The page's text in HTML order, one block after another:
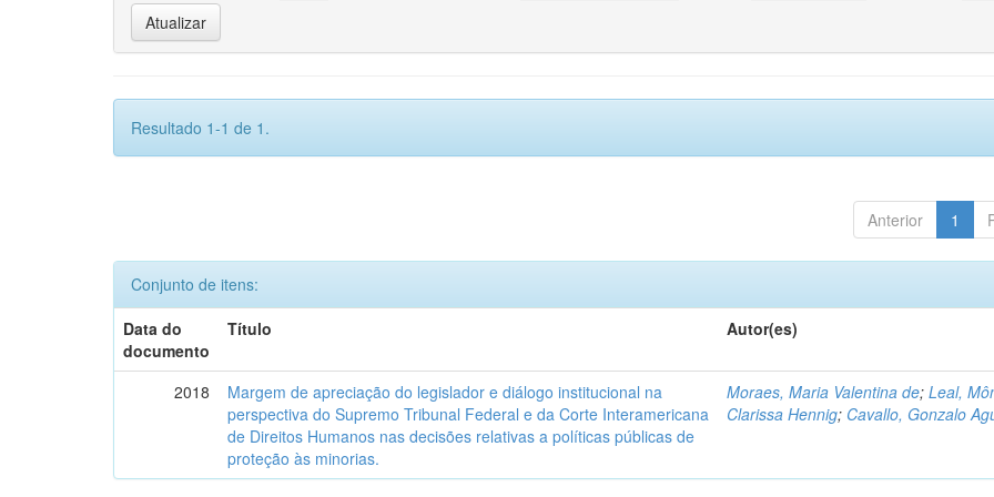
Resultado 1-1 de 1.
Anterior 1
Conjunto de itens:
Data do
documento
Título Autor(es)
2018
Margem de apreciação do legislador e diálogo institucional na
perspectiva do Supremo Tribunal Federal e da Corte Interamericana
de Direitos Humanos nas decisões relativas a políticas públicas de
proteção às minorias.
Moraes, Maria Valentina de;Leal,
Clarissa Hennig; Cavallo, Gonzalo